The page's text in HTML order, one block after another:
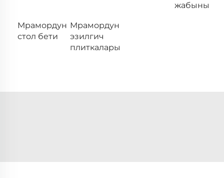
жабыны
Мрамордун
стол бети
Мрамордун
эзилгич
плиткалары